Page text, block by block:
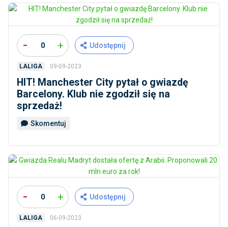
- 0 + Udostępnij
LALIGA 09-09-2023
HIT! Manchester City pytał o gwiazdę
Barcelony. Klub nie zgodził się na
sprzedaż!
Skomentuj
- 0 + Udostępnij
LALIGA 06-09-2023